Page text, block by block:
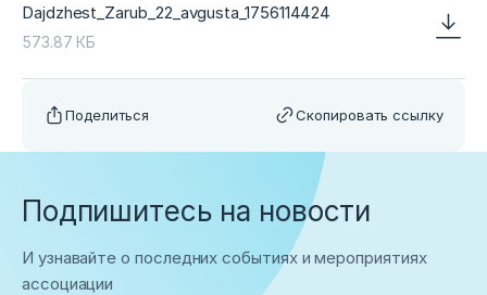
Dajdzhest_Zarub_22_avgusta_1756114424
573.87 КБ
Поделиться Скопировать ссылку
Подпишитесь на новости
И узнавайте о последних событиях и мероприятиях
ассоциации